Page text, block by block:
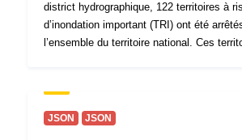
district hydrographique, 122 territoires à
d’inondation important (TRI) ont été
l’ensemble du territoire national. Ces
JSON JSON